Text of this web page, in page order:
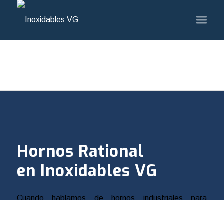
Hornos Rational
en Inoxidables VG
Cuando hablamos de hornos industriales para